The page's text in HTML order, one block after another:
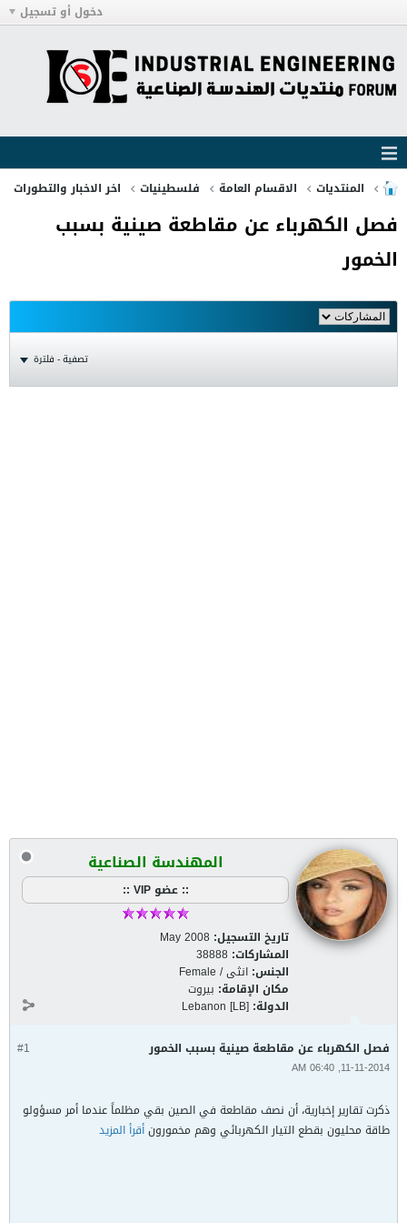
دخول أو تسجيل
المنتديات الاقسام العامة فلسطينيات اخر الاخبار والتطورات
فصل الكهرباء عن مقاطعة صينية بسبب
الخمور
تصفية - فلترة
المهندسة الصناعية
:: عضو VIP ::
تاريخ التسجيل: May 2008
المشاركات: 38888
الجنس: انثى / Female
مكان الإقامة: بيروت
الدولة: Lebanon [LB]
#1 فصل الكهرباء عن مقاطعة صينية بسبب الخمور
11-11-2014, 06:40 AM
ذكرت تقارير إخبارية، أن نصف مقاطعة في الصين بقي مظلماً عندما أمر مسؤولو
طاقة محليون بقطع التيار الكهربائي وهم مخمورونأقرأ المزيد